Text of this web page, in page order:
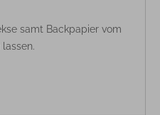
samt Backpapier vom